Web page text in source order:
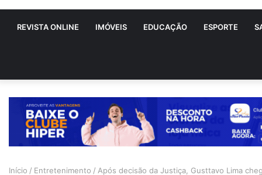
REVISTA ONLINE IMÓVEIS EDUCAÇÃO ESPORTE
Início / Entretenimento / Após decisão da Justiça, Gusttavo Lima